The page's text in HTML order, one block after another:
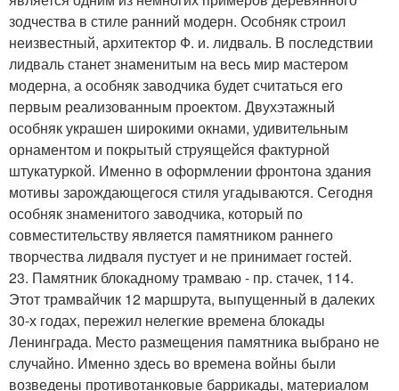
зодчества в стиле ранний модерн. Особняк строил
неизвестный, архитектор Ф. и. лидваль. В последствии
лидваль станет знаменитым на весь мир мастером
модерна, а особняк заводчика будет считаться его
первым реализованным проектом. Двухэтажный
особняк украшен широкими окнами, удивительным
орнаментом и покрытый струящейся фактурной
штукатуркой. Именно в оформлении фронтона здания
мотивы зарождающегося стиля угадываются. Сегодня
особняк знаменитого заводчика, который по
совместительству является памятником раннего
творчества лидваля пустует и не принимает гостей.
23. Памятник блокадному трамваю - пр. стачек, 114.
Этот трамвайчик 12 маршрута, выпущенный в далеких
30-х годах, пережил нелегкие времена блокады
Ленинграда. Место размещения памятника выбрано не
случайно. Именно здесь во времена войны были
возведены противотанковые баррикады, материалом